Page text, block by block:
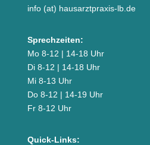
info (at) hausarztpraxis-lb.de
Sprechzeiten:
Mo 8-12 | 14-18 Uhr
Di 8-12 | 14-18 Uhr
Mi 8-13 Uhr
Do 8-12 | 14-19 Uhr
Fr 8-12 Uhr
Quick-Links: